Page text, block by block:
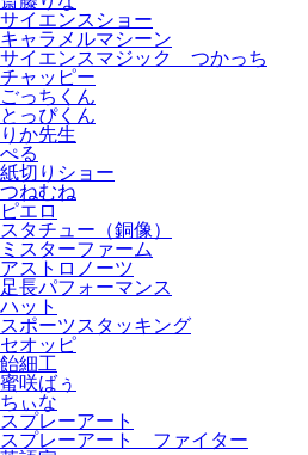
サイエンスショー
キャラメルマシーン
サイエンスマジック つかっち
チャッピー
ごっちくん
とっぴくん
りか先生
ぺる
紙切りショー
つねむね
ピエロ
スタチュー（銅像）
ミスターファーム
アストロノーツ
足長パフォーマンス
ハット
スポーツスタッキング
セオッピ
飴細工
蜜咲ばぅ
ちぃな
スプレーアート
スプレーアート ファイター